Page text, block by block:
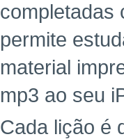
completadas
permite
material
mp3 ao seu
Cada lição é